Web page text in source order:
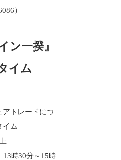
）
ン一揆』
イム
アトレードにつ
イム
13時30分～15時